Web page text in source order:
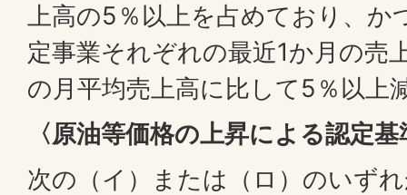
上高の5％以上を占めており、か
定事業それぞれの最近1か月の売
の月平均売上高に比して5％以上
〈原油等価格の上昇による認定基
次の（イ）または（ロ）のいず